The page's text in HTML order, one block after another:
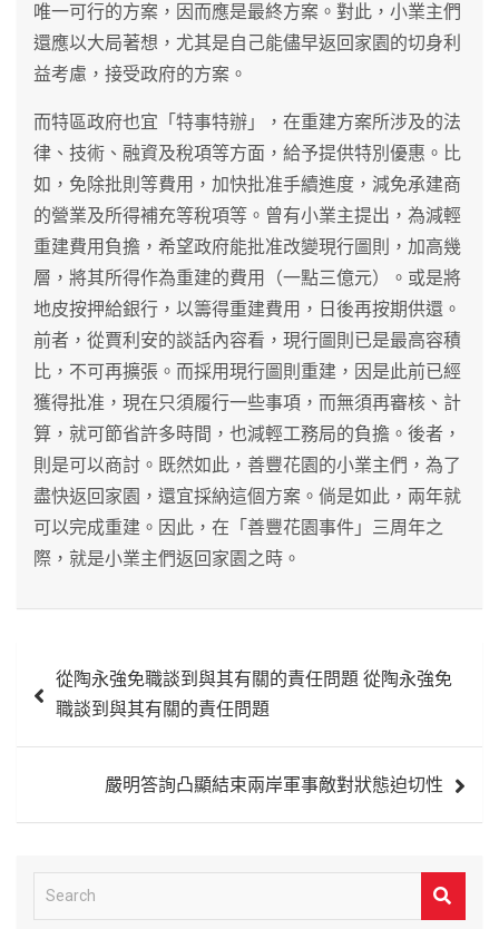
唯一可行的方案，因而應是最終方案。對此，小業主們
還應以大局著想，尤其是自己能儘早返回家園的切身利
益考慮，接受政府的方案。
而特區政府也宜「特事特辦」，在重建方案所涉及的法
律、技術、融資及稅項等方面，給予提供特別優惠。比
如，免除批則等費用，加快批准手續進度，減免承建商
的營業及所得補充等稅項等。曾有小業主提出，為減輕
重建費用負擔，希望政府能批准改變現行圖則，加高幾
層，將其所得作為重建的費用（一點三億元）。或是將
地皮按押給銀行，以籌得重建費用，日後再按期供還。
前者，從賈利安的談話內容看，現行圖則已是最高容積
比，不可再擴張。而採用現行圖則重建，因是此前已經
獲得批准，現在只須履行一些事項，而無須再審核、計
算，就可節省許多時間，也減輕工務局的負擔。後者，
則是可以商討。既然如此，善豐花園的小業主們，為了
盡快返回家園，還宜採納這個方案。倘是如此，兩年就
可以完成重建。因此，在「善豐花園事件」三周年之
際，就是小業主們返回家園之時。
章 從陶永強免職談到與其有關的責任問題 從陶永強免
職談到與其有關的責任問題
嚴明答詢凸顯結束兩岸軍事敵對狀態迫切性
e